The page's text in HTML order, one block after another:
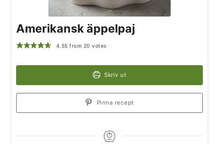
Amerikansk äppelpaj
4.55 from 20 votes
Skriv ut
Pinna recept